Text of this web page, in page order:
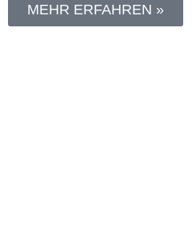
MEHR ERFAHREN »